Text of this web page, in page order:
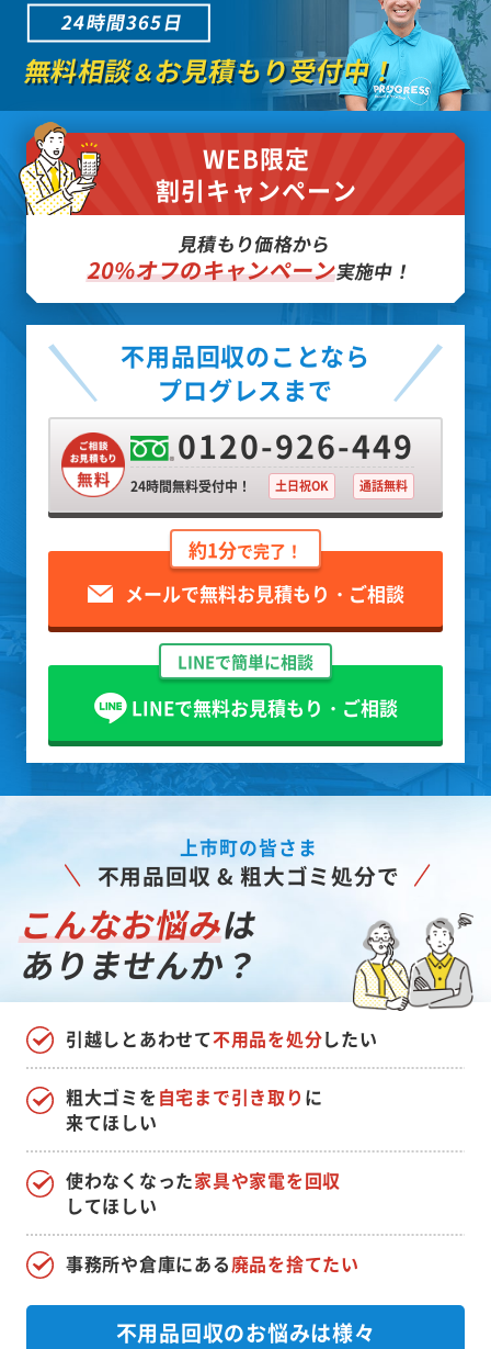
24時間365日
無料相談＆お見積もり受付中！
WEB限定
割引キャンペーン
見積もり価格から
20%オフのキャンペーン実施中！
不用品回収のことなら
プログレスまで
0120-926-449
24時間無料受付中！ 土日祝OK 通話無料
約1分で完了！
メールで無料お見積もり・ご相談
LINEで簡単に相談
LINEで無料お見積もり・ご相談
上市町の皆さま
不用品回収 & 粗大ゴミ処分で
こんなお悩みは
ありませんか？
引越しとあわせて不用品を処分したい
使わなくなった家具や家電を回収
してほしい
粗大ゴミを自宅まで引き取り に
来てほしい
事務所や倉庫にある廃品を捨てたい
不用品回収のお悩みは様々